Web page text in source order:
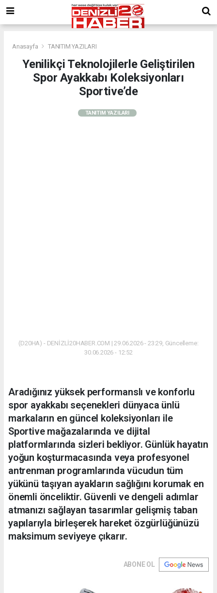
Anasayfa TANITIM YAZILARI
Yenilikçi Teknolojilerle Geliştirilen
Spor Ayakkabı Koleksiyonları
Sportive’de
TANITIM YAZILARI
(D20HA) - DENİZLİ20HABER.COM | 29.06.2026 - 23:29, Güncelleme:
30.06.2026 - 12:52
Aradığınız yüksek performanslı ve konforlu
spor ayakkabı seçenekleri dünyaca ünlü
markaların en güncel koleksiyonları ile
Sportive mağazalarında ve dijital
platformlarında sizleri bekliyor. Günlük hayatın
yoğun koşturmacasında veya profesyonel
antrenman programlarında vücudun tüm
yükünü taşıyan ayakların sağlığını korumak en
önemli önceliktir. Güvenli ve dengeli adımlar
atmanızı sağlayan tasarımlar gelişmiş taban
yapılarıyla birleşerek hareket özgürlüğünüzü
maksimum seviyeye çıkarır.
ABONE OL